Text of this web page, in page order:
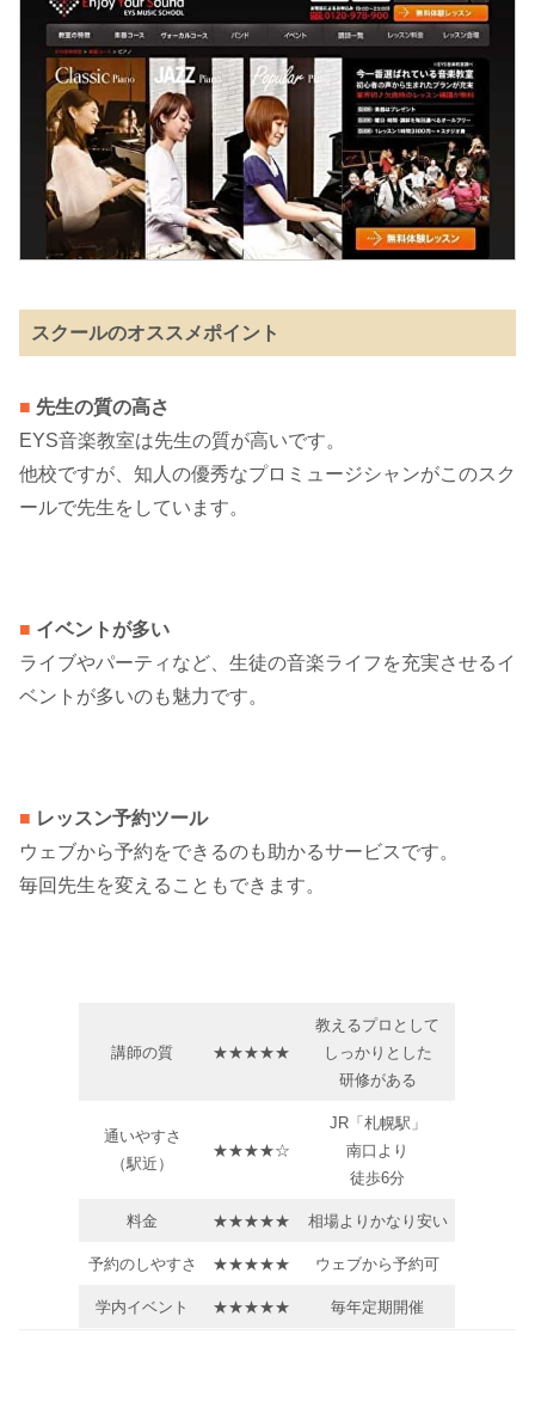
スクールのオススメポイント
■ 先生の質の高さ
EYS音楽教室は先生の質が高いです。
他校ですが、知人の優秀なプロミュージシャンがこのスク
ールで先生をしています。
■ イベントが多い
ライブやパーティなど、生徒の音楽ライフを充実させるイ
ベントが多いのも魅力です。
■ レッスン予約ツール
ウェブから予約をできるのも助かるサービスです。
毎回先生を変えることもできます。
講師の質 ★★★★★
教えるプロとして
しっかりとした
研修がある
通いやすさ
（駅近）
★★★★☆
JR「札幌駅」
南口より
徒歩6分
料金 ★★★★★ 相場よりかなり安い
予約のしやすさ ★★★★★ ウェブから予約可
学内イベント ★★★★★ 毎年定期開催